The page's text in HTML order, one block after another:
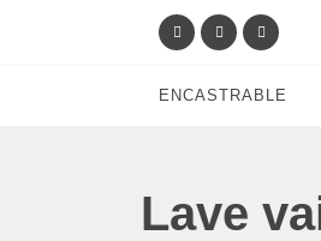
ENCASTRABLE
Lave